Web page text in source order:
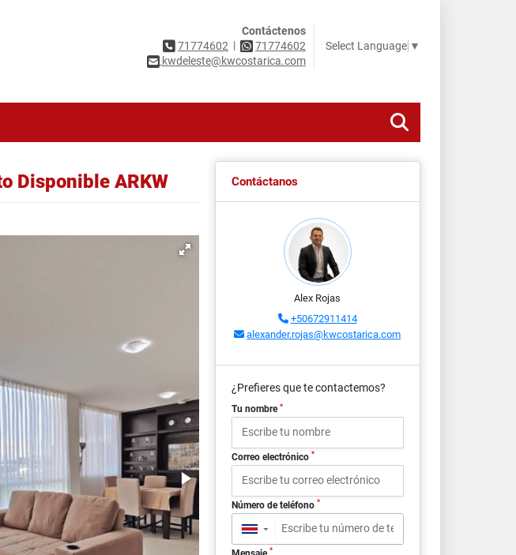
Contáctenos
71774602 |
71774602
kwdeleste@kwcostarica.com
Select Language ▼
Disponible ARKW Contáctanos
Alex Rojas
+50672911414
alexander.rojas@kwcostarica.com
¿Prefieres que te contactemos?
Tu nombre *
Correo electrónico *
Número de teléfono *
▼
*